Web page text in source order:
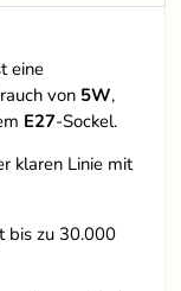
eine
von 5W,
E27-Sockel.
klaren Linie mit
bis zu 30.000